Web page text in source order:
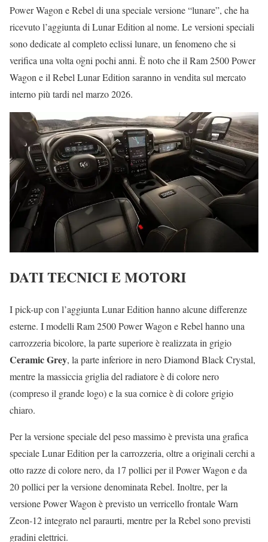
Power Wagon e Rebel di una speciale versione “lunare”, che ha
ricevuto l’aggiunta di Lunar Edition al nome. Le versioni speciali
sono dedicate al completo eclissi lunare, un fenomeno che si
verifica una volta ogni pochi anni. È noto che il Ram 2500 Power
Wagon e il Rebel Lunar Edition saranno in vendita sul mercato
interno più tardi nel marzo 2026.
DATI TECNICI E MOTORI
I pick-up con l’aggiunta Lunar Edition hanno alcune differenze
esterne. I modelli Ram 2500 Power Wagon e Rebel hanno una
carrozzeria bicolore, la parte superiore è realizzata in grigio
Ceramic Grey, la parte inferiore in nero Diamond Black Crystal,
mentre la massiccia griglia del radiatore è di colore nero
(compreso il grande logo) e la sua cornice è di colore grigio
chiaro.
Per la versione speciale del peso massimo è prevista una grafica
speciale Lunar Edition per la carrozzeria, oltre a originali cerchi a
otto razze di colore nero, da 17 pollici per il Power Wagon e da
20 pollici per la versione denominata Rebel. Inoltre, per la
versione Power Wagon è previsto un verricello frontale Warn
Zeon-12 integrato nel paraurti, mentre per la Rebel sono previsti
gradini elettrici.